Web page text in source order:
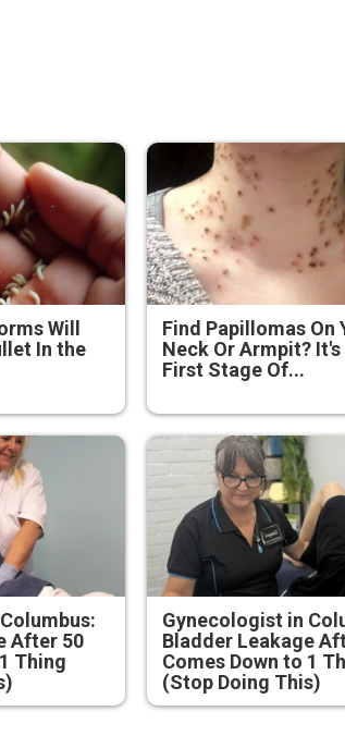
Will
In the
Find Papillomas On
Neck Or Armpit? It's
First Stage Of...
After 50
Thing
Gynecologist in
Bladder Leakage
Comes Down to 1
(Stop Doing This)